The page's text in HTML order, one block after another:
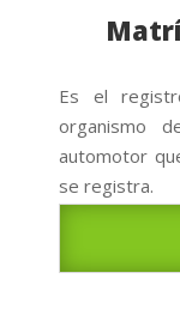
Es el
organismo
automotor
se registra.